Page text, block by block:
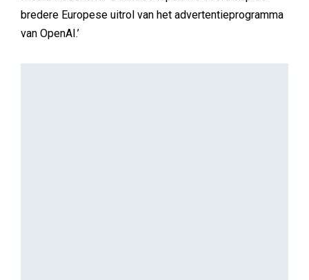
bredere Europese uitrol van het advertentieprogramma
van OpenAI.’